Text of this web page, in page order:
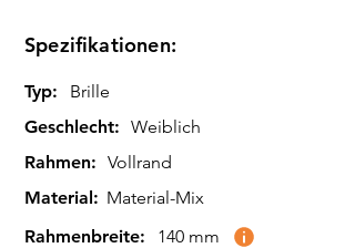
Spezifikationen:
Typ:
Brille
Geschlecht: Weiblich
Rahmen: Vollrand
Material: Material-Mix
Rahmenbreite:
140 mm